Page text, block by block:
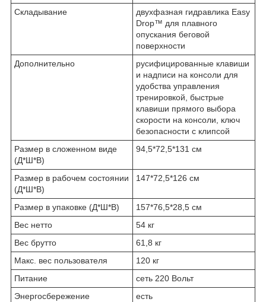
Складывание
двухфазная гидравлика Easy
Drop™ для плавного
опускания беговой
поверхности
Дополнительно
русифицированные клавиши
и надписи на консоли для
удобства управления
тренировкой, быстрые
клавиши прямого выбора
скорости на консоли, ключ
безопасности с клипсой
Размер в сложенном виде
(Д*Ш*В)
94,5*72,5*131 см
Размер в рабочем состоянии
(Д*Ш*В)
147*72,5*126 см
Размер в упаковке (Д*Ш*В)
157*76,5*28,5 см
Вес нетто
54 кг
Вес брутто
61,8 кг
Макс. вес пользователя
120 кг
Питание
сеть 220 Вольт
Энергосбережение
есть